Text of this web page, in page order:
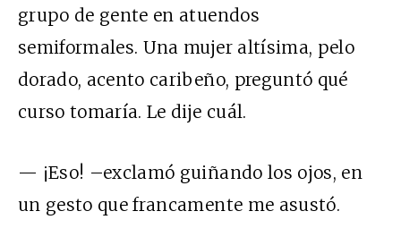
grupo de gente en atuendos
semiformales. Una mujer altísima, pelo
dorado, acento caribeño, preguntó qué
curso tomaría. Le dije cuál.
— ¡Eso! –exclamó guiñando los ojos, en
un gesto que francamente me asustó.